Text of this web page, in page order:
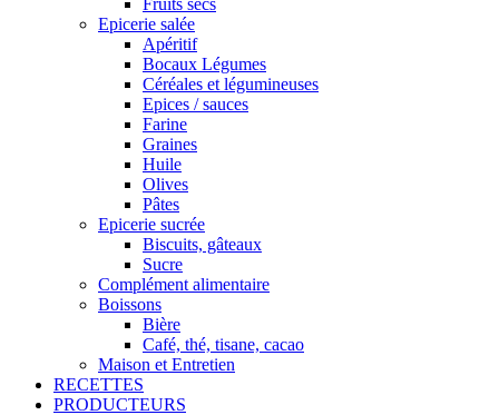
Fruits secs
Epicerie salée
Apéritif
Bocaux Légumes
Céréales et légumineuses
Epices / sauces
Farine
Graines
Huile
Olives
Pâtes
Epicerie sucrée
Biscuits, gâteaux
Sucre
Complément alimentaire
Boissons
Bière
Café, thé, tisane, cacao
Maison et Entretien
RECETTES
PRODUCTEURS